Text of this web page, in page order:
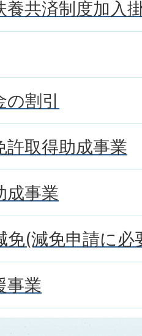
養共済制度加入
の割引
許取得助成事業
成事業
免(減免申請に
事業